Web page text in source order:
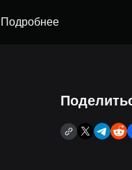
Подробнее